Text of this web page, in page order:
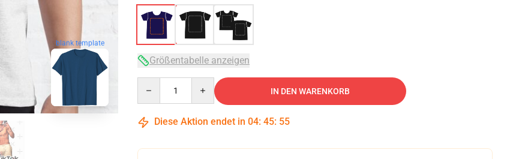
blank template
Größentabelle anzeigen
IN DEN WARENKORB
Diese Aktion endet in 04: 45: 54